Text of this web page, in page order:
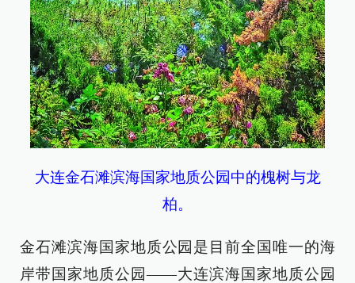
大连金石滩滨海国家地质公园中的槐树与龙
柏。
金石滩滨海国家地质公园是目前全国唯一的海
岸带国家地质公园——大连滨海国家地质公园